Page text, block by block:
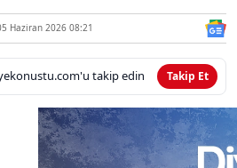
Haziran 2026 08:21
takip edin Takip Et